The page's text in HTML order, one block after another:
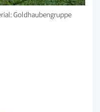
Goldhaubengruppe